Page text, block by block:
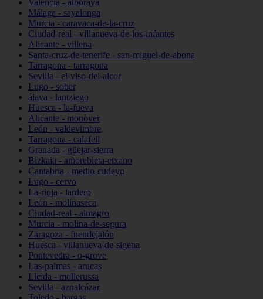
Valencia - alboraya
Málaga - sayalonga
Murcia - caravaca-de-la-cruz
Ciudad-real - villanueva-de-los-infantes
Alicante - villena
Santa-cruz-de-tenerife - san-miguel-de-abona
Tarragona - tarragona
Sevilla - el-viso-del-alcor
Lugo - sober
álava - lantziego
Huesca - la-fueva
Alicante - monòver
León - valdevimbre
Tarragona - calafell
Granada - güejar-sierra
Bizkaia - amorebieta-etxano
Cantabria - medio-cudeyo
Lugo - cervo
La-rioja - lardero
León - molinaseca
Ciudad-real - almagro
Murcia - molina-de-segura
Zaragoza - fuendejalón
Huesca - villanueva-de-sigena
Pontevedra - o-grove
Las-palmas - arucas
Lleida - mollerussa
Sevilla - aznalcázar